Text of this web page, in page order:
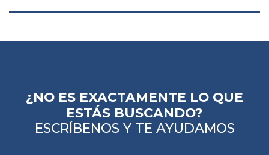
¿NO ES EXACTAMENTE LO QUE
ESTÁS BUSCANDO?
ESCRÍBENOS Y TE AYUDAMOS